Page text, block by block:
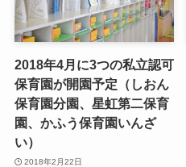
2018年4月に3つの私立認可
保育園が開園予定（しおん
保育園分園、星虹第二保育
園、かふう保育園いんざ
い）
2018年2月22日